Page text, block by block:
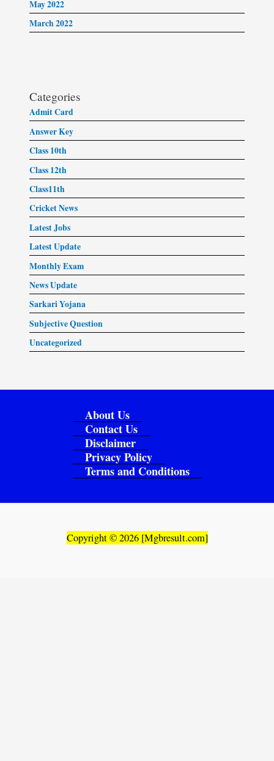
May 2022
March 2022
Categories
Admit Card
Answer Key
Class 10th
Class 12th
Class11th
Cricket News
Latest Jobs
Latest Update
Monthly Exam
News Update
Sarkari Yojana
Subjective Question
Uncategorized
About Us
Contact Us
Disclaimer
Privacy Policy
Terms and Conditions
Copyright © 2026 [Mgbresult.com]